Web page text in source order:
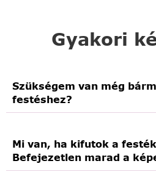
Gyakori
Szükségem van még
festéshez?
Mi van, ha kifutok a
Befejezetlen marad a